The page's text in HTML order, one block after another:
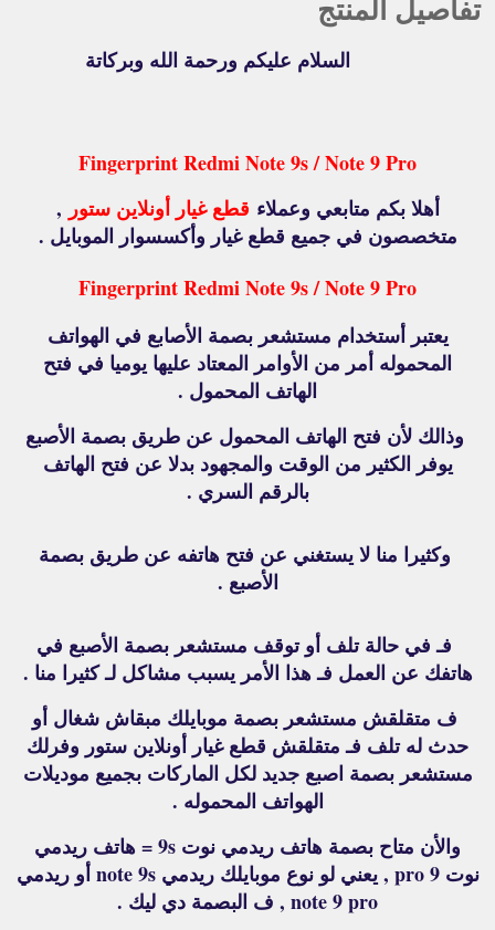
تفاصيل المنتج
السلام عليكم ورحمة الله وبركاتة
Fingerprint Redmi Note 9s / Note 9 Pro
أهلا بكم متابعي وعملاء قطع غيار أونلاين ستور ,
متخصصون في جميع قطع غيار وأكسسوار الموبايل .
Fingerprint Redmi Note 9s / Note 9 Pro
يعتبر أستخدام مستشعر بصمة الأصابع في الهواتف
المحموله أمر من الأوامر المعتاد عليها يوميا في فتح
الهاتف المحمول .
وذالك لأن فتح الهاتف المحمول عن طريق بصمة الأصبع
يوفر الكثير من الوقت والمجهود بدلا عن فتح الهاتف
بالرقم السري .
وكثيرا منا لا يستغني عن فتح هاتفه عن طريق بصمة
الأصبع .
فـ في حالة تلف أو توقف مستشعر بصمة الأصبع في
هاتفك عن العمل فـ هذا الأمر يسبب مشاكل لـ كثيرا منا .
ف متقلقش مستشعر بصمة موبايلك مبقاش شغال أو
حدث له تلف فـ متقلقش قطع غيار أونلاين ستور وفرلك
مستشعر بصمة اصبع جديد لكل الماركات بجميع موديلات
الهواتف المحموله .
والأن متاح بصمة هاتف ريدمي نوت 9s = هاتف ريدمي
نوت 9 pro , يعني لو نوع موبايلك ريدمي note 9s أو ريدمي
note 9 pro , ف البصمة دي ليك .